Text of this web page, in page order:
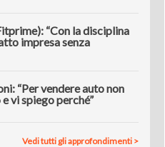
“Con la disciplina
impresa senza
“Per vendere auto non
vi spiego perché”
Vedi tutti gli approfondimenti >